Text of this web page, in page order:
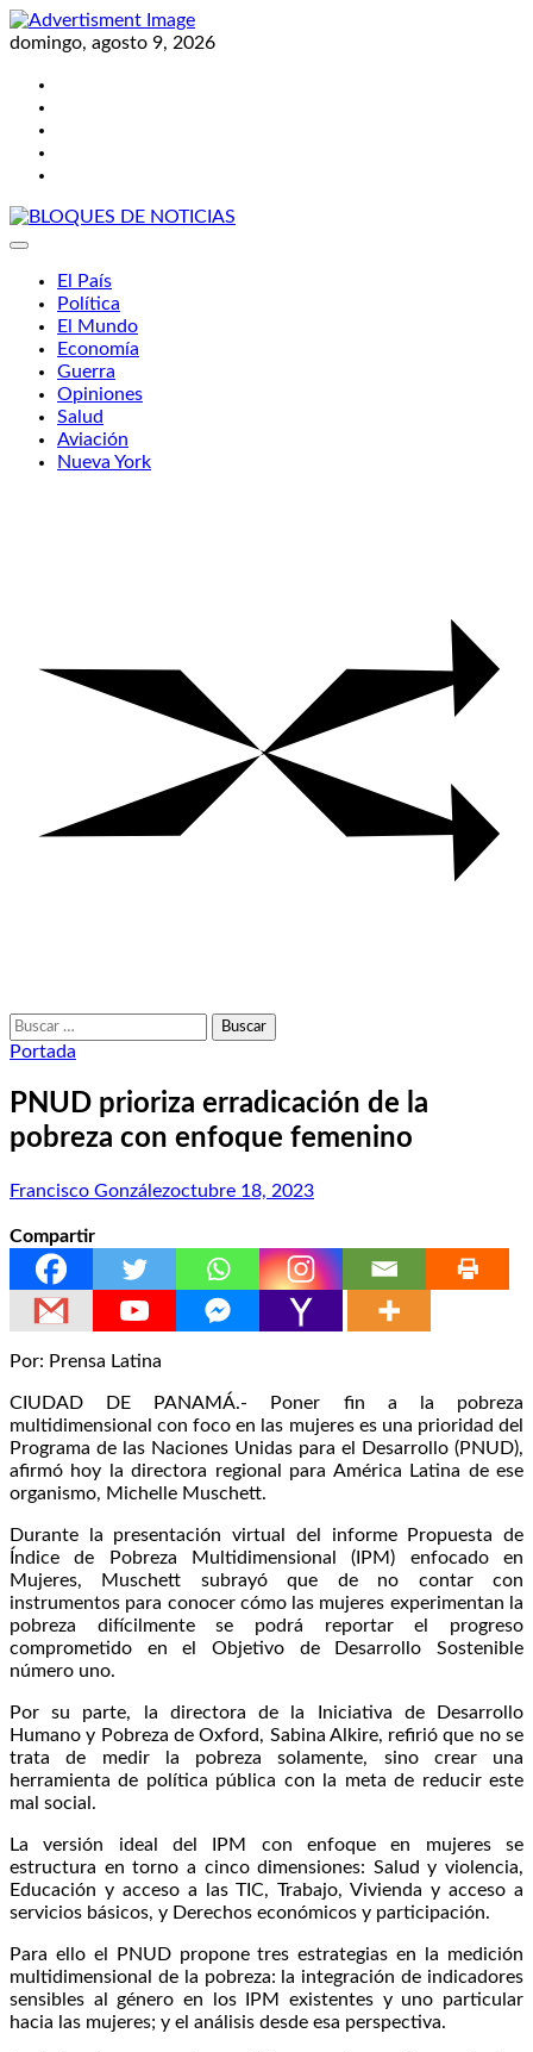
Skip
to
domingo, agosto 9, 2026
El País
Política
El Mundo
Economía
Guerra
Opiniones
Salud
Aviación
Nueva York
Buscar:
Portada
PNUD prioriza erradicación de la
pobreza con enfoque femenino
Francisco Gonzálezoctubre 18, 2023
Compartir
Por: Prensa Latina
CIUDAD DE PANAMÁ.- Poner fin a la pobreza
multidimensional con foco en las mujeres es una prioridad del
Programa de las Naciones Unidas para el Desarrollo (PNUD),
afirmó hoy la directora regional para América Latina de ese
organismo, Michelle Muschett.
Durante la presentación virtual del informe Propuesta de
Índice de Pobreza Multidimensional (IPM) enfocado en
Mujeres, Muschett subrayó que de no contar con
instrumentos para conocer cómo las mujeres experimentan la
pobreza difícilmente se podrá reportar el progreso
comprometido en el Objetivo de Desarrollo Sostenible
número uno.
Por su parte, la directora de la Iniciativa de Desarrollo
Humano y Pobreza de Oxford, Sabina Alkire, refirió que no se
trata de medir la pobreza solamente, sino crear una
herramienta de política pública con la meta de reducir este
mal social.
La versión ideal del IPM con enfoque en mujeres se
estructura en torno a cinco dimensiones: Salud y violencia,
Educación y acceso a las TIC, Trabajo, Vivienda y acceso a
servicios básicos, y Derechos económicos y participación.
Para ello el PNUD propone tres estrategias en la medición
multidimensional de la pobreza: la integración de indicadores
sensibles al género en los IPM existentes y uno particular
hacia las mujeres; y el análisis desde esa perspectiva.